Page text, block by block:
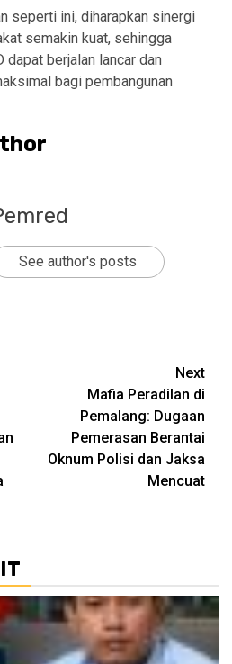
seperti ini, diharapkan sinergi
semakin kuat, sehingga
berjalan lancar dan
bagi pembangunan
See author's posts
Next
Mafia Peradilan di
Pemalang: Dugaan
Pemerasan Berantai
Oknum Polisi dan Jaksa
Mencuat